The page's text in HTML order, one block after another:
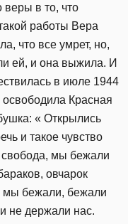
в то, что
работы Вера
что все умрет, но,
ей, и она выжила. И
в июле 1944
освободила Красная
« Открылись
и такое чувство
мы бежали
овчарок
мы бежали, бежали
не держали нас.